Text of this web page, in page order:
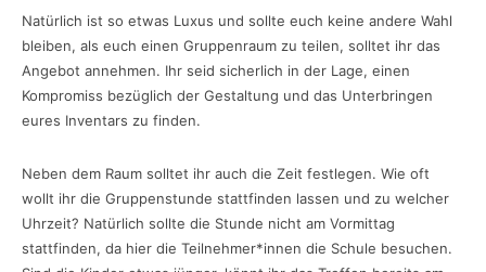
Natürlich ist so etwas Luxus und sollte euch keine andere Wahl
bleiben, als euch einen Gruppenraum zu teilen, solltet ihr das
Angebot annehmen. Ihr seid sicherlich in der Lage, einen
Kompromiss bezüglich der Gestaltung und das Unterbringen
eures Inventars zu finden.
Neben dem Raum solltet ihr auch die Zeit festlegen. Wie oft
wollt ihr die Gruppenstunde stattfinden lassen und zu welcher
Uhrzeit? Natürlich sollte die Stunde nicht am Vormittag
stattfinden, da hier die Teilnehmer*innen die Schule besuchen.